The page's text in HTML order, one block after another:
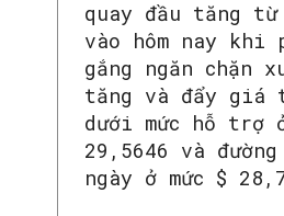
quay đầu tăng từ
vào hôm nay khi
gắng ngăn chặn
tăng và đẩy
dưới mức hỗ trợ
29,5646 và đường
ngày ở mức $